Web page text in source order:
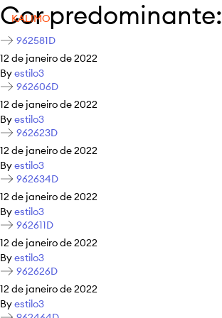
KALIMO
Cor predominante:
962581D
12 de janeiro de 2022
Byestilo3
962606D
12 de janeiro de 2022
Byestilo3
962623D
12 de janeiro de 2022
Byestilo3
962634D
12 de janeiro de 2022
Byestilo3
962611D
12 de janeiro de 2022
Byestilo3
962626D
12 de janeiro de 2022
Byestilo3